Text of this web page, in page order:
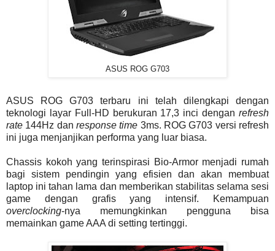
ASUS ROG G703
ASUS ROG G703 terbaru ini telah dilengkapi dengan
teknologi layar Full-HD berukuran 17,3 inci dengan refresh
rate 144Hz dan response time 3ms. ROG G703 versi refresh
ini juga menjanjikan performa yang luar biasa.
Chassis kokoh yang terinspirasi Bio-Armor menjadi rumah
bagi sistem pendingin yang efisien dan akan membuat
laptop ini tahan lama dan memberikan stabilitas selama sesi
game dengan grafis yang intensif. Kemampuan
overclocking-nya memungkinkan pengguna bisa
memainkan game AAA di setting tertinggi.